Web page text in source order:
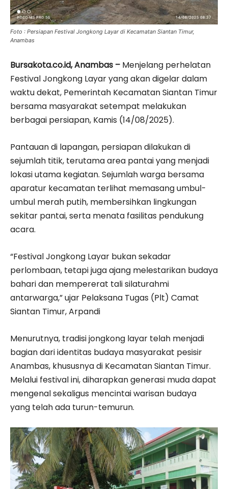
Foto : Persiapan Festival Jongkong Layar di Kecamatan Siantan Timur,
Anambas
Bursakota.co.id, Anambas – Menjelang perhelatan
Festival Jongkong Layar yang akan digelar dalam
waktu dekat, Pemerintah Kecamatan Siantan Timur
bersama masyarakat setempat melakukan
berbagai persiapan, Kamis (14/08/2025).
Pantauan di lapangan, persiapan dilakukan di
sejumlah titik, terutama area pantai yang menjadi
lokasi utama kegiatan. Sejumlah warga bersama
aparatur kecamatan terlihat memasang umbul-
umbul merah putih, membersihkan lingkungan
sekitar pantai, serta menata fasilitas pendukung
acara.
“Festival Jongkong Layar bukan sekadar
perlombaan, tetapi juga ajang melestarikan budaya
bahari dan mempererat tali silaturahmi
antarwarga,” ujar Pelaksana Tugas (Plt) Camat
Siantan Timur, Arpandi
Menurutnya, tradisi jongkong layar telah menjadi
bagian dari identitas budaya masyarakat pesisir
Anambas, khususnya di Kecamatan Siantan Timur.
Melalui festival ini, diharapkan generasi muda dapat
mengenal sekaligus mencintai warisan budaya
yang telah ada turun-temurun.